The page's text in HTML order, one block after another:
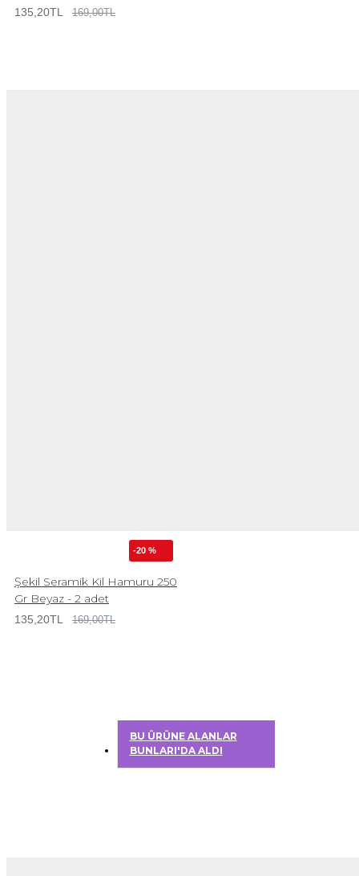
135,20TL 169,00TL
-20 %
Şekil Seramik Kil Hamuru 250
Gr Beyaz - 2 adet
135,20TL 169,00TL
BU ÜRÜNE ALANLAR
BUNLARI'DA ALDI